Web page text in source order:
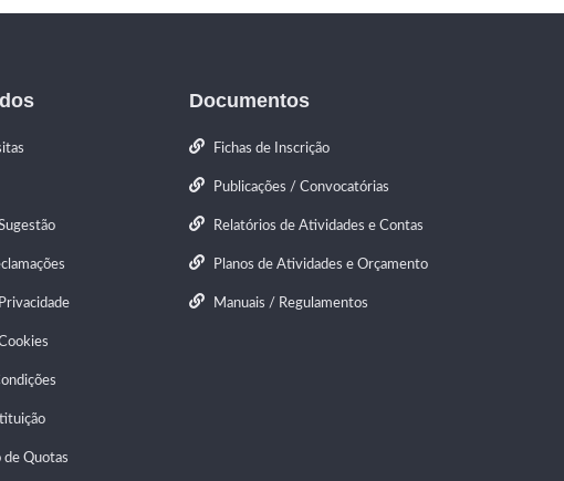
de Quotas
Documentos
Fichas de Inscrição
Publicações / Convocatórias
Relatórios de Atividades e Contas
Planos de Atividades e Orçamento
Manuais / Regulamentos